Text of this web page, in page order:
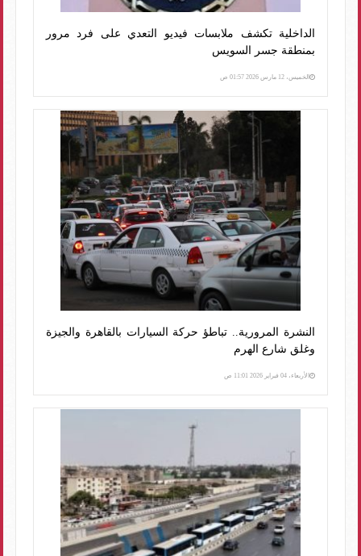
الداخلية تكشف ملابسات فيديو التعدي على فرد مرور
بمنطقة جسر السويس
الخميس، 12 مارس 2026 01:57 ص
النشرة المرورية.. تباطؤ حركة السيارات بالقاهرة والجيزة
وغلق شارع الهرم
الأربعاء، 04 فبراير 2026 11:01 ص